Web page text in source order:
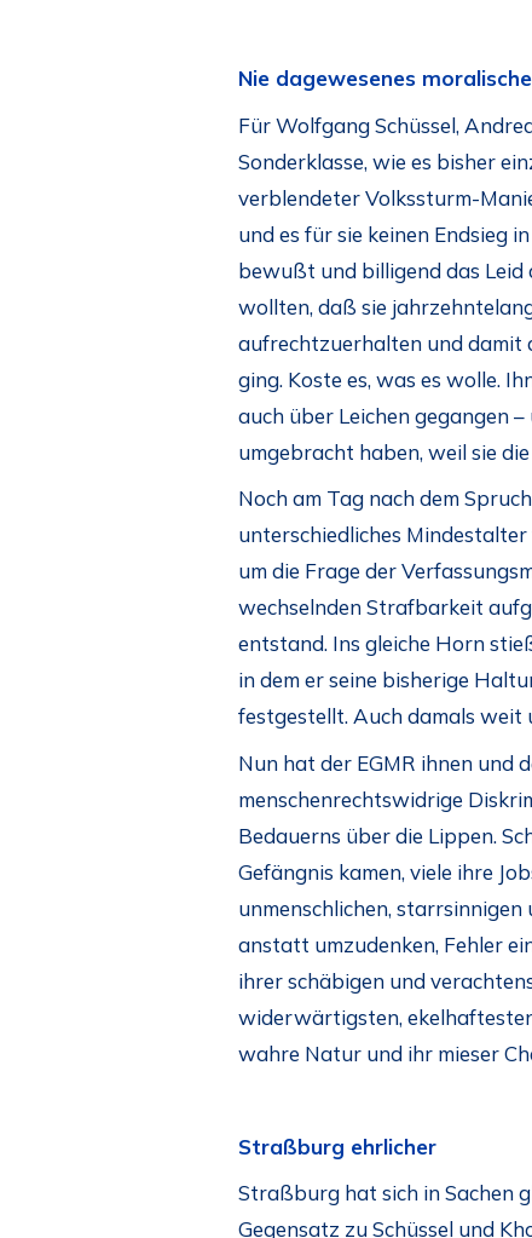
Nie dagewesenes
Für Wolfgang Schüssel,
Sonderklasse, wie es bisher
verblendeter Volkssturm-
und es für sie keinen Endsieg
bewußt und billigend das Leid
wollten, daß sie
aufrechtzuerhalten und damit
ging. Koste es, was es wolle.
auch über Leichen gegangen
umgebracht haben, weil sie
Noch am Tag nach dem
unterschiedliches
um die Frage der
wechselnden Strafbarkeit
entstand. Ins gleiche Horn
in dem er seine bisherige
festgestellt. Auch damals weit
Nun hat der EGMR ihnen und
menschenrechtswidrige
Bedauerns über die Lippen.
Gefängnis kamen, viele ihre
unmenschlichen,
anstatt umzudenken, Fehler
ihrer schäbigen und
widerwärtigsten,
wahre Natur und ihr mieser
Straßburg ehrlicher
Straßburg hat sich in Sachen
Gegensatz zu Schüssel und